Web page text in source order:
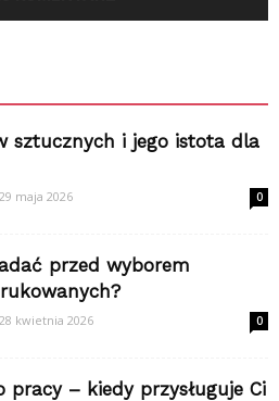
sztucznych i jego istota dla
29 maja 2026 0
przed wyborem
28 kwietnia 2026 0
pracy – kiedy przysługuje Ci